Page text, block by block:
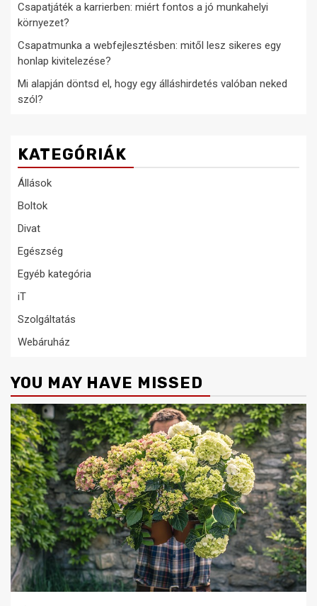
Csapatjáték a karrierben: miért fontos a jó munkahelyi
környezet?
Csapatmunka a webfejlesztésben: mitől lesz sikeres egy
honlap kivitelezése?
Mi alapján döntsd el, hogy egy álláshirdetés valóban neked
szól?
KATEGÓRIÁK
Állások
Boltok
Divat
Egészség
Egyéb kategória
iT
Szolgáltatás
Webáruház
YOU MAY HAVE MISSED